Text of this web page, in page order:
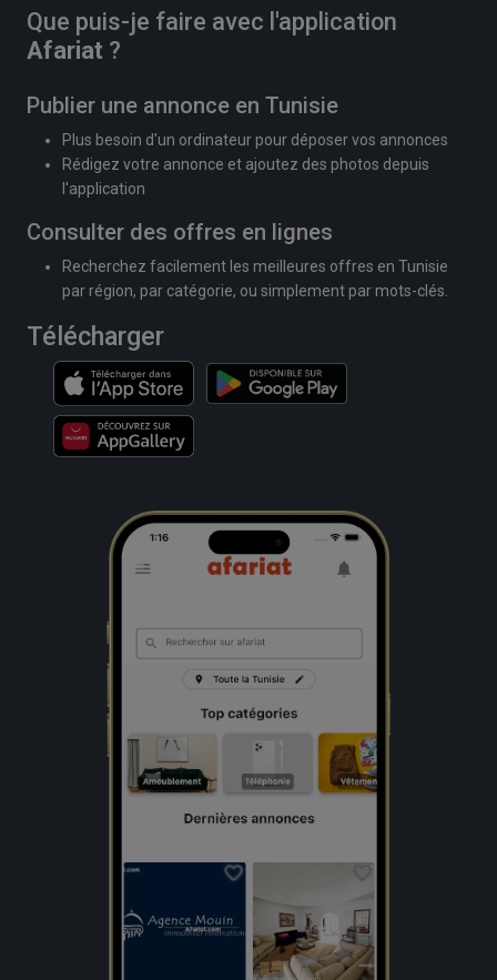
Que puis-je faire avec l'application
Afariat ?
Publier une annonce en Tunisie
Plus besoin d'un ordinateur pour déposer vos annonces
Rédigez votre annonce et ajoutez des photos depuis
l'application
Consulter des offres en lignes
Recherchez facilement les meilleures offres en Tunisie
par région, par catégorie, ou simplement par mots-clés.
Télécharger